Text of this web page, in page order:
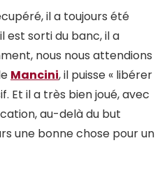
il a toujours été
est sorti du banc, il a
nous nous attendions
Mancini, il puisse « libérer
Et il a très bien joué, avec
au-delà du but
une bonne chose pour un